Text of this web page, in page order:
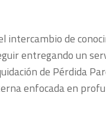
intercambio de
entregando un
de Pérdida
enfocada en